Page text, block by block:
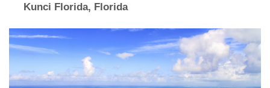
Kunci Florida, Florida